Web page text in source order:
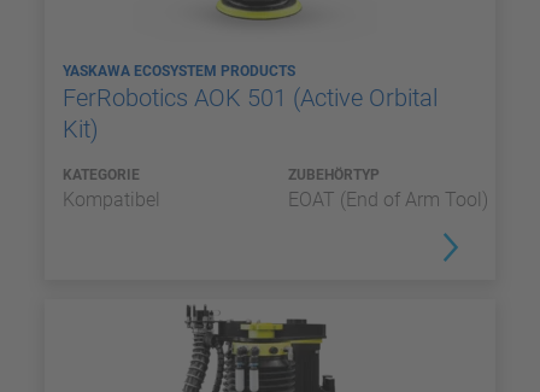
YASKAWA ECOSYSTEM PRODUCTS
FerRobotics AOK 501 (Active Orbital
Kit)
KATEGORIE
Kompatibel
ZUBEHÖRTYP
EOAT (End of Arm Tool)